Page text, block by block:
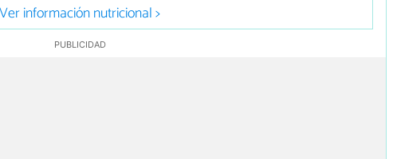
Ver información nutricional >